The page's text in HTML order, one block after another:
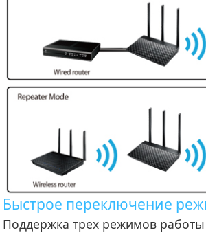
Быстрое переключение
Поддержка трех режимов работы